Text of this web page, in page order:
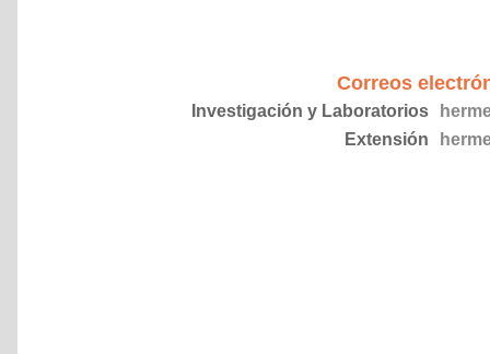
Correos
Investigación y Laboratorios
Extensión